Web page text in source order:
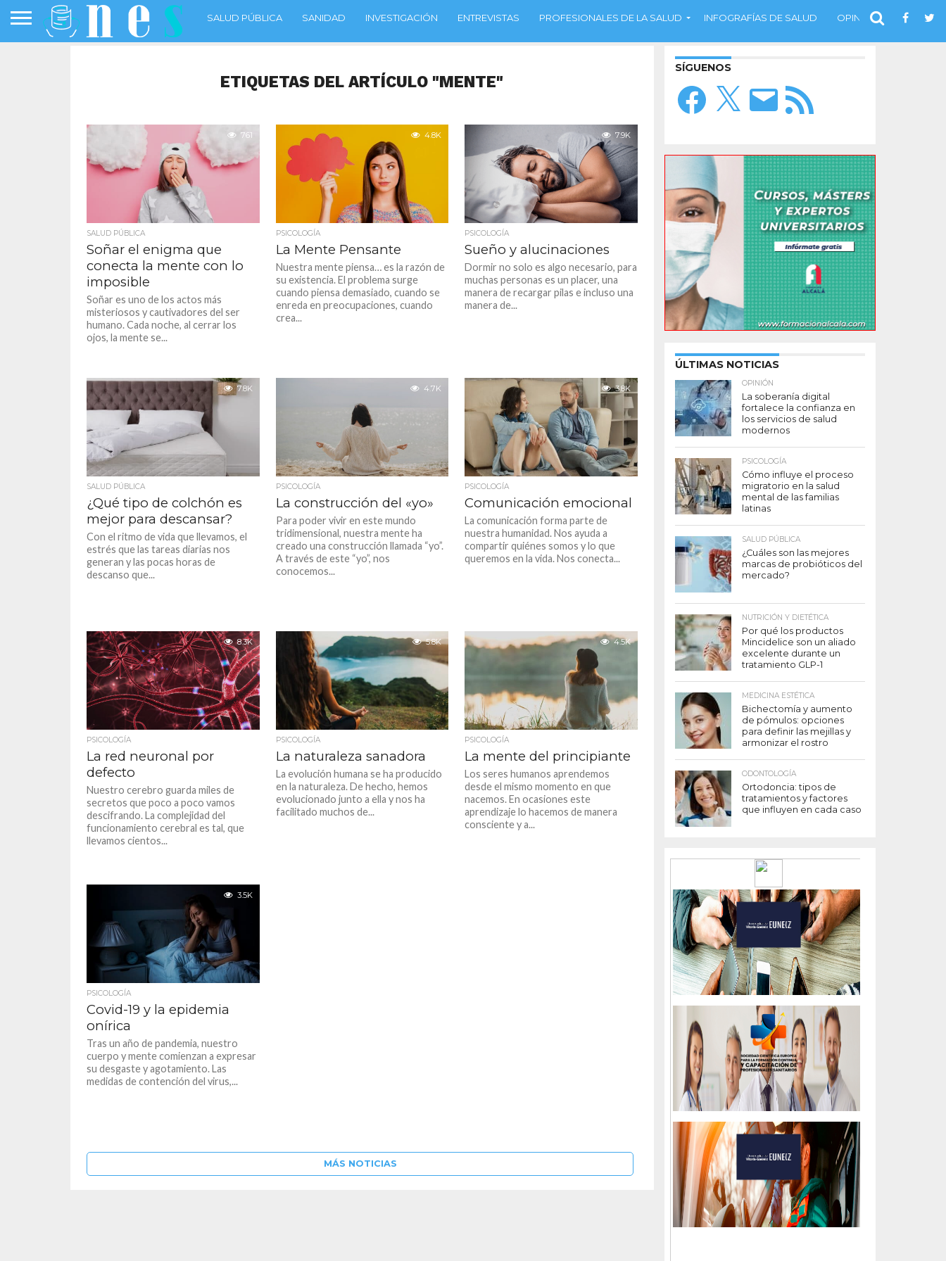
SALUD PÚBLICA SANIDAD INVESTIGACIÓN ENTREVISTAS PROFESIONALES DE LA SALUD INFOGRAFÍAS DE SALUD OPINIÓN
ETIQUETAS DEL ARTÍCULO "MENTE"
761
SALUD PÚBLICA
Soñar el enigma que
conecta la mente con lo
imposible
Soñar es uno de los actos más
misteriosos y cautivadores del ser
humano. Cada noche, al cerrar los
ojos, la mente se...
4.8K
PSICOLOGÍA
La Mente Pensante
Nuestra mente piensa… es la razón de
su existencia. El problema surge
cuando piensa demasiado, cuando se
enreda en preocupaciones, cuando
crea...
7.9K
PSICOLOGÍA
Sueño y alucinaciones
Dormir no solo es algo necesario, para
muchas personas es un placer, una
manera de recargar pilas e incluso una
manera de...
7.8K
SALUD PÚBLICA
¿Qué tipo de colchón es
mejor para descansar?
Con el ritmo de vida que llevamos, el
estrés que las tareas diarias nos
generan y las pocas horas de
descanso que...
4.7K
PSICOLOGÍA
La construcción del «yo»
Para poder vivir en este mundo
tridimensional, nuestra mente ha
creado una construcción llamada “yo”.
A través de este “yo”, nos
conocemos...
3.8K
PSICOLOGÍA
Comunicación emocional
La comunicación forma parte de
nuestra humanidad. Nos ayuda a
compartir quiénes somos y lo que
queremos en la vida. Nos conecta...
8.3K
PSICOLOGÍA
La red neuronal por
defecto
Nuestro cerebro guarda miles de
secretos que poco a poco vamos
descifrando. La complejidad del
funcionamiento cerebral es tal, que
llevamos cientos...
5.8K
PSICOLOGÍA
La naturaleza sanadora
La evolución humana se ha producido
en la naturaleza. De hecho, hemos
evolucionado junto a ella y nos ha
facilitado muchos de...
4.5K
PSICOLOGÍA
La mente del principiante
Los seres humanos aprendemos
desde el mismo momento en que
nacemos. En ocasiones este
aprendizaje lo hacemos de manera
consciente y a...
3.5K
PSICOLOGÍA
Covid-19 y la epidemia
onírica
Tras un año de pandemia, nuestro
cuerpo y mente comienzan a expresar
su desgaste y agotamiento. Las
medidas de contención del virus,...
MÁS NOTICIAS
SÍGUENOS
Facebook
X
Correo
electrónico
Feed
RSS
ÚLTIMAS NOTICIAS
OPINIÓN
La soberanía digital
fortalece la confianza en
los servicios de salud
modernos
PSICOLOGÍA
Cómo influye el proceso
migratorio en la salud
mental de las familias
latinas
SALUD PÚBLICA
¿Cuáles son las mejores
marcas de probióticos del
mercado?
NUTRICIÓN Y DIETÉTICA
Por qué los productos
Mincidelice son un aliado
excelente durante un
tratamiento GLP-1
MEDICINA ESTÉTICA
Bichectomía y aumento
de pómulos: opciones
para definir las mejillas y
armonizar el rostro
ODONTOLOGÍA
Ortodoncia: tipos de
tratamientos y factores
que influyen en cada caso